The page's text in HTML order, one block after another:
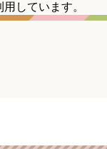
しています。